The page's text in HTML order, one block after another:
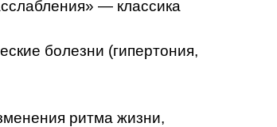
— классика
болезни (гипертония,
ритма жизни,